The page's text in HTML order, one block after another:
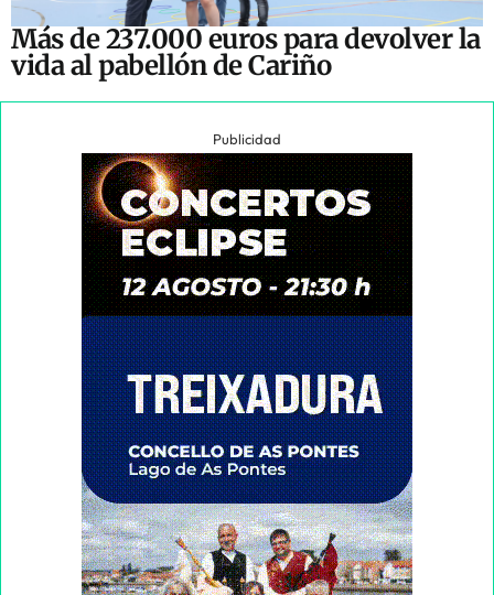
Más de 237.000 euros para devolver la
vida al pabellón de Cariño
Publicidad